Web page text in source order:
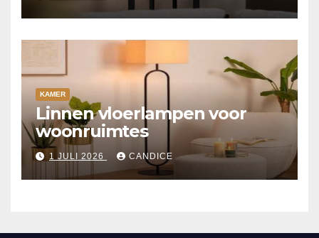
KAMER
Linnen vloerlampen voor
woonruimtes
1 JULI 2026 CANDICE